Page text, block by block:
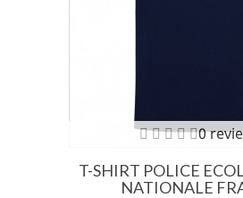
0
T-SHIRT POLICE
NATIONALE